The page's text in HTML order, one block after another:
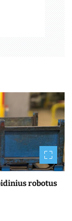
robotus